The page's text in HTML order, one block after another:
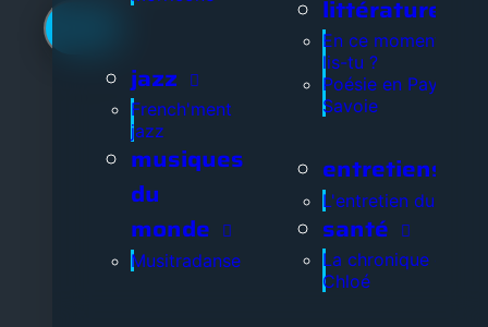
jazz
French'ment
jazz
musiques
du
monde
Musitradanse
littérature
En ce moment, que
lis-tu ?
Poésie en Pays de
Savoie
entretiens
L'entretien du jour
santé
La chronique de
Chloé